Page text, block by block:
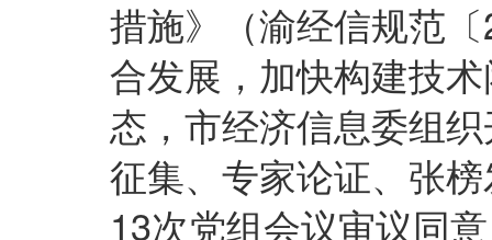
措施》（渝经信规范
合发展，加快构建技
态，市经济信息委组
征集、专家论证、张
13次党组会议审议同